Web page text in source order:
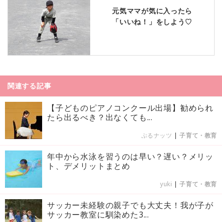
元気ママが気に入ったら
「いいね！」をしよう♡
関連する記事
【子どものピアノコンクール出場】勧められ
たら出るべき？出なくても...
ぷるナッツ |子育て・教育
年中から水泳を習うのは早い？遅い？メリッ
ト、デメリットまとめ
yuki |子育て・教育
サッカー未経験の親子でも大丈夫！我が子が
サッカー教室に馴染めた3...